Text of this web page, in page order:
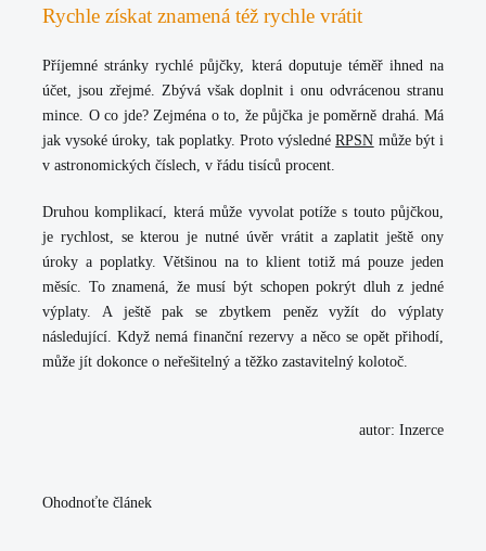
Rychle získat znamená též rychle vrátit
Příjemné stránky rychlé půjčky, která doputuje téměř ihned na
účet, jsou zřejmé. Zbývá však doplnit i onu odvrácenou stranu
mince. O co jde? Zejména o to, že půjčka je poměrně drahá. Má
jak vysoké úroky, tak poplatky. Proto výslednéRPSN může být i
v astronomických číslech, v řádu tisíců procent.
Druhou komplikací, která může vyvolat potíže s touto půjčkou,
je rychlost, se kterou je nutné úvěr vrátit a zaplatit ještě ony
úroky a poplatky. Většinou na to klient totiž má pouze jeden
měsíc. To znamená, že musí být schopen pokrýt dluh z jedné
výplaty. A ještě pak se zbytkem peněz vyžít do výplaty
následující. Když nemá finanční rezervy a něco se opět přihodí,
může jít dokonce o neřešitelný a těžko zastavitelný kolotoč.
autor: Inzerce
Ohodnoťte článek